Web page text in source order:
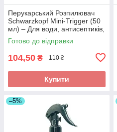
Перукарський Розпилювач
Schwarzkopf Mini-Trigger (50
мл) – Для води, антисептиків,
дрібнодисперсний, чорний.
Арт 2387
Готово до відправки
104,50 ₴ 110 ₴
Купити
–5%